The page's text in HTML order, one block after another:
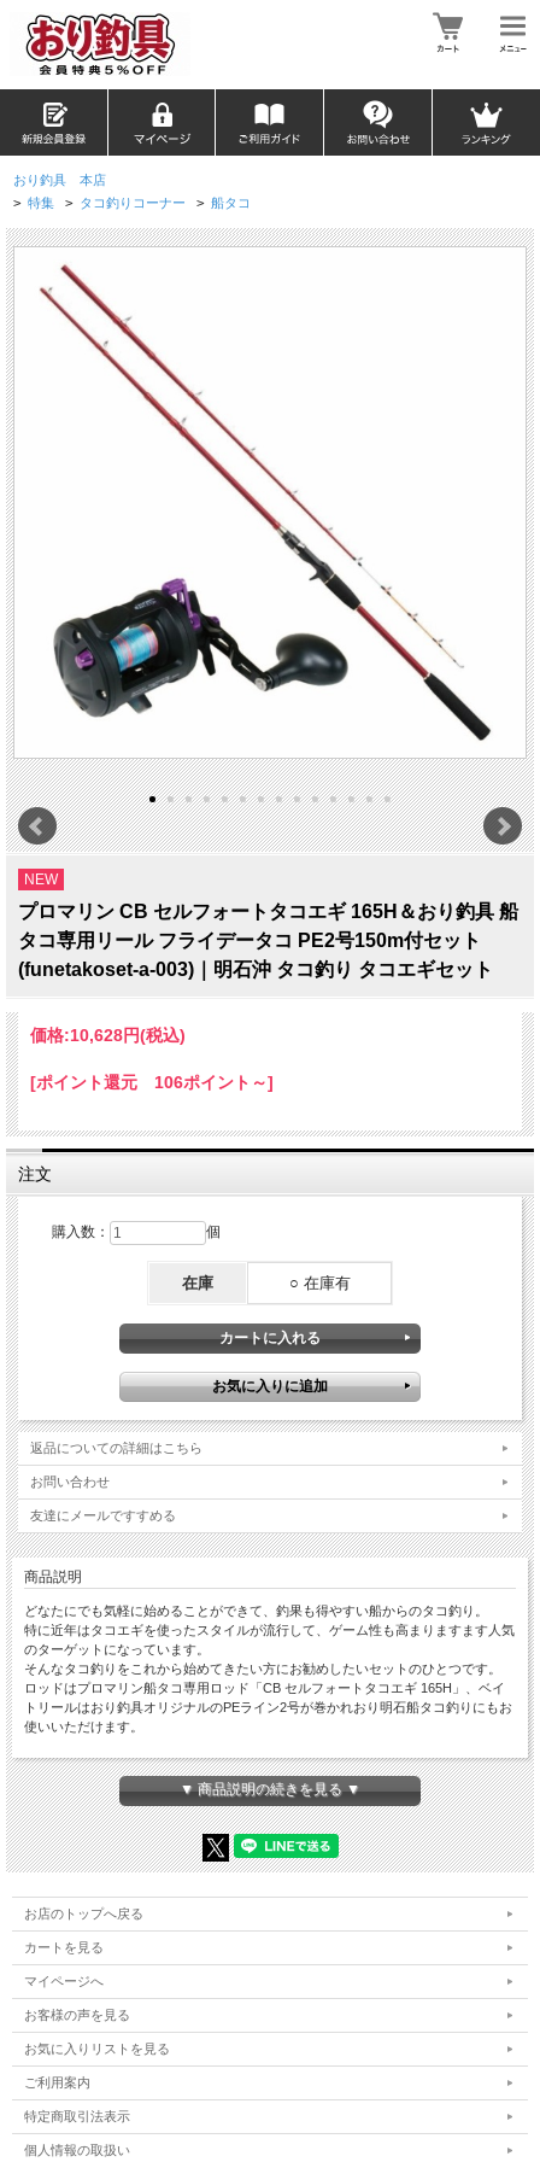
おり釣具 本店
> 特集 > タコ釣りコーナー > 船タコ
NEW
プロマリン CB セルフォートタコエギ 165H＆おり釣具 船
タコ専用リール フライデータコ PE2号150m付セット
(funetakoset-a-003)｜明石沖 タコ釣り タコエギセット
価格:10,628円(税込)
[ポイント還元 106ポイント～]
注文
購入数： 個
在庫 ○ 在庫有
返品についての詳細はこちら
お問い合わせ
友達にメールですすめる
商品説明
どなたにでも気軽に始めることができて、釣果も得やすい船からのタコ釣り。
特に近年はタコエギを使ったスタイルが流行して、ゲーム性も高まりますます人気
のターゲットになっています。
そんなタコ釣りをこれから始めてきたい方にお勧めしたいセットのひとつです。
ロッドはプロマリン船タコ専用ロッド「CB セルフォートタコエギ 165H」、ベイ
トリールはおり釣具オリジナルのPEライン2号が巻かれおり明石船タコ釣りにもお
使いいただけます。
【セット内容】
【ロッド】
■PROMARINE CB セルフォートタコエギ 165H(hd-612072)
船タコエギ入門にオススメ！
エントリーモデル
《両軸ベイトモデル》
規格:165H
全長（cm):165
継数:2
仕舞(cm):88
自重(g):151
先径/元径(mm):1.7/13.7
適合鉛:40～80号
カーボン(%):50
並継
▼ 商品説明の続きを見る ▼
お店のトップへ戻る
カートを見る
マイページへ
お客様の声を見る
お気に入りリストを見る
ご利用案内
特定商取引法表示
個人情報の取扱い